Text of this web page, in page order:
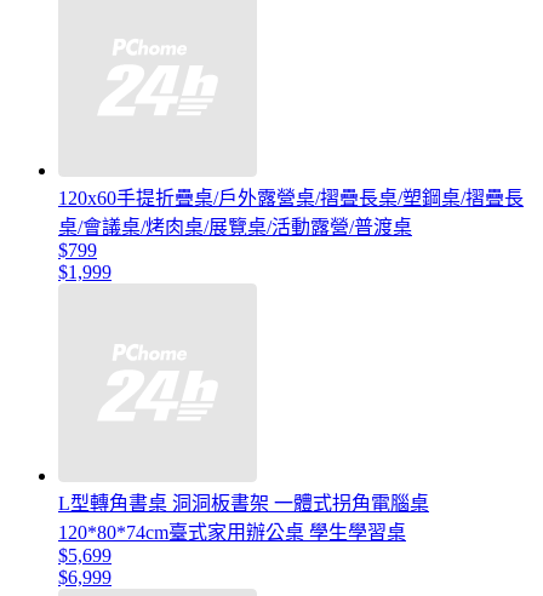
120x60手提折疊桌/戶外露營桌/摺疊長桌/塑鋼桌/摺疊長
桌/會議桌/烤肉桌/展覽桌/活動露營/普渡桌
$799
$1,999
L型轉角書桌 洞洞板書架 一體式拐角電腦桌
120*80*74cm臺式家用辦公桌 學生學習桌
$5,699
$6,999